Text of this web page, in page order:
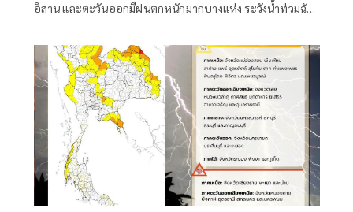
อีสาน และตะวันออกมีฝนตกหนักมากบางแห่ง ระวังน้ำท่วมฉับ
ตอนบนคลื่นสูง 2-3 เมตร เรือเล็กควรงดออกจากฝั่ง ส่วนไต้ฝุ่น
“ดอลฟิน” ไม่เข้าไทย